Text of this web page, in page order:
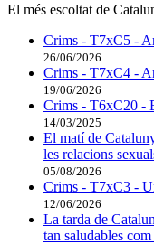
El més escoltat de
Crims - T7xC5 -
26/06/2026
Crims - T7xC4 -
19/06/2026
Crims - T6xC20 -
14/03/2025
El matí de
les relacions
05/08/2026
Crims - T7xC3 -
12/06/2026
La tarda de
tan saludables